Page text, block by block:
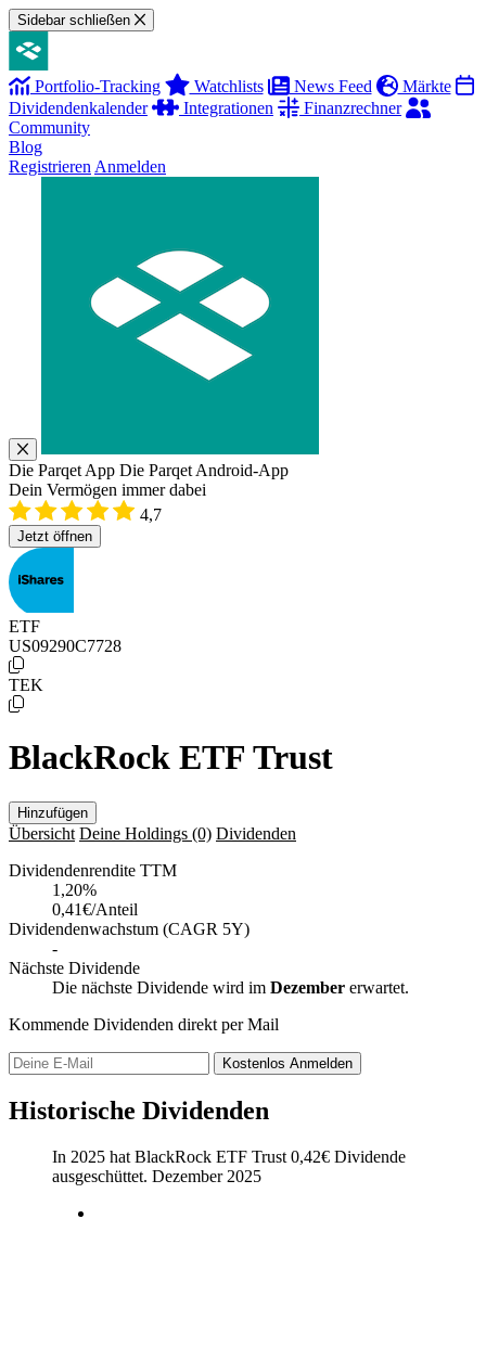
Sidebar schließen
Portfolio-Tracking Watchlists News Feed
Märkte
Dividendenkalender
Integrationen
Finanzrechner
Community
Blog
Registrieren Anmelden
Die Parqet App Die Parqet Android-App
Dein Vermögen immer dabei
4,7
Jetzt öffnen
ETF
US09290C7728
TEK
BlackRock ETF Trust
Hinzufügen
Übersicht Deine Holdings (0) Dividenden
Dividendenrendite TTM
1,20%
0,41€/Anteil
Dividendenwachstum (CAGR 5Y)
-
Nächste Dividende
Die nächste Dividende wird im Dezember erwartet.
Kommende Dividenden direkt per Mail
Kostenlos Anmelden
Historische Dividenden
In 2025 hat BlackRock ETF Trust 0,42€ Dividende
ausgeschüttet. Dezember 2025